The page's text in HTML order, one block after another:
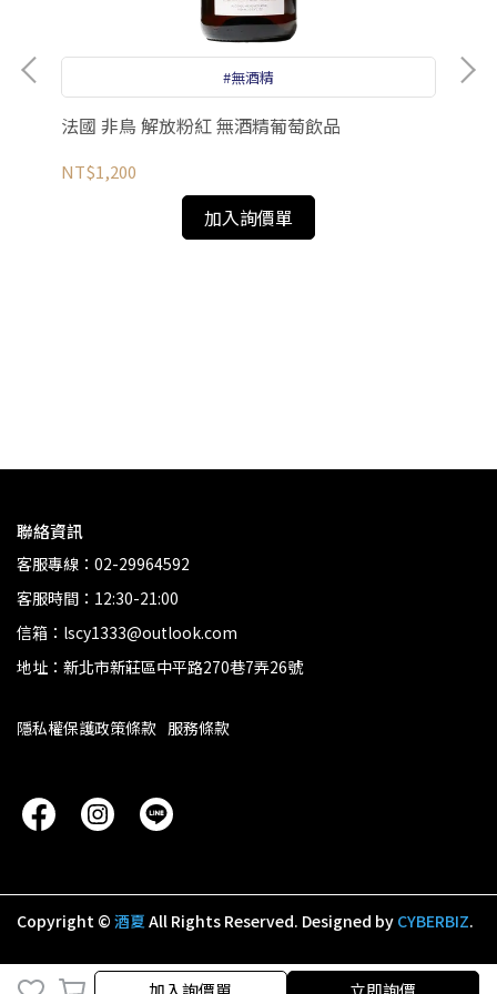
#無酒精
法國 非鳥 解放粉紅 無酒精葡萄飲品
NT$1,200
加入詢價單
聯絡資訊
客服專線：02-29964592
客服時間：12:30-21:00
信箱：lscy1333@outlook.com
地址：新北市新莊區中平路270巷7弄26號
隱私權保護政策條款 服務條款
Copyright © 酒夏All Rights Reserved. Designed by CYBERBIZ.